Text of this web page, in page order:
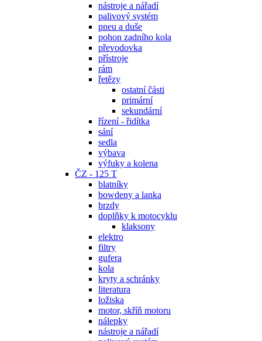
nástroje a nářadí
palivový systém
pneu a duše
pohon zadního kola
převodovka
přístroje
rám
řetězy
ostatní části
primární
sekundární
řízení - řidítka
sání
sedla
výbava
výfuky a kolena
ČZ - 125 T
blatníky
bowdeny a lanka
brzdy
doplňky k motocyklu
klaksony
elektro
filtry
gufera
kola
kryty a schránky
literatura
ložiska
motor, skříň motoru
nálepky
nástroje a nářadí